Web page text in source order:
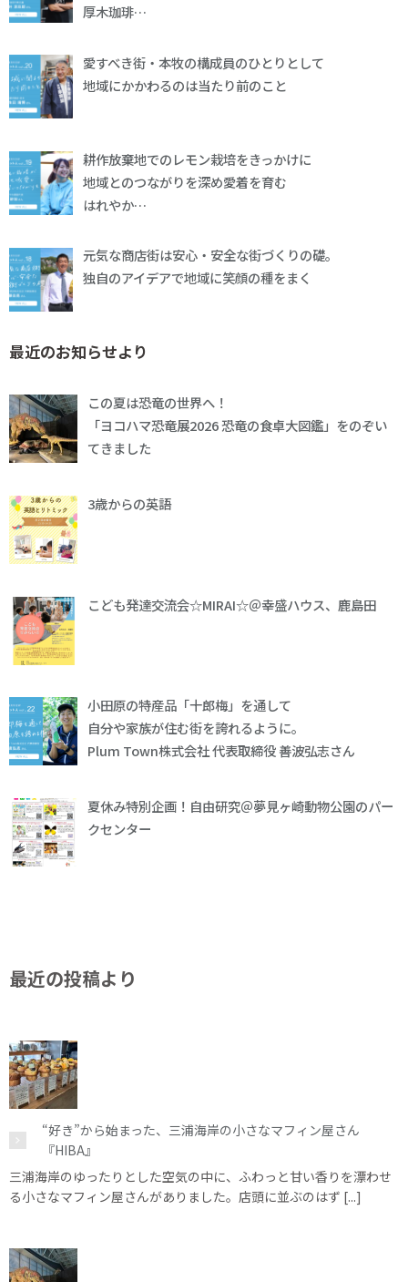
厚木珈琲…
愛すべき街・本牧の構成員のひとりとして
地域にかかわるのは当たり前のこと
耕作放棄地でのレモン栽培をきっかけに
地域とのつながりを深め愛着を育む
はれやか…
元気な商店街は安心・安全な街づくりの礎。
独自のアイデアで地域に笑顔の種をまく
最近のお知らせより
この夏は恐竜の世界へ！
「ヨコハマ恐竜展2026 恐竜の食卓大図鑑」をのぞい
てきました
3歳からの英語
こども発達交流会☆MIRAI☆＠幸盛ハウス、鹿島田
小田原の特産品「十郎梅」を通して
自分や家族が住む街を誇れるように。
Plum Town株式会社 代表取締役 善波弘志さん
夏休み特別企画！自由研究＠夢見ヶ崎動物公園のパー
クセンター
最近の投稿より
“好き”から始まった、三浦海岸の小さなマフィン屋さん
『HIBA』
三浦海岸のゆったりとした空気の中に、ふわっと甘い香りを漂わせ
る小さなマフィン屋さんがありました。店頭に並ぶのはず [...]